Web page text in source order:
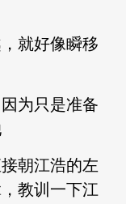
就好像瞬移
为只是准备
朝江浩的左
教训一下江